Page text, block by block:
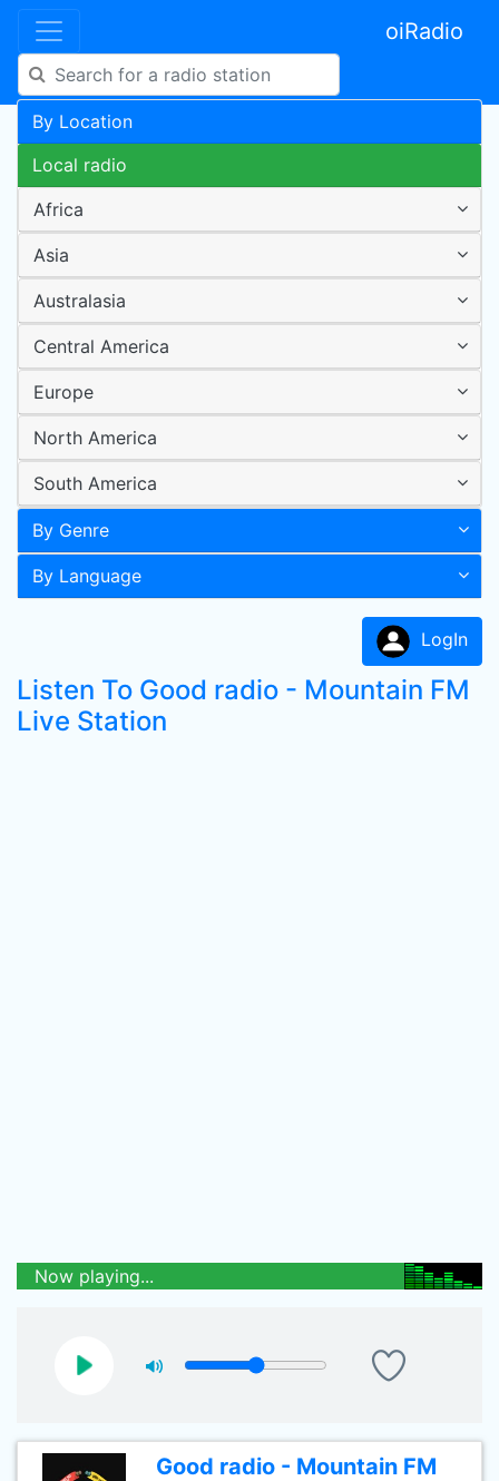
oiRadio
By Location
Local radio
Africa
Asia
Australasia
Central America
Europe
North America
South America
By Genre
By Language
LogIn
Listen To Good radio - Mountain FM
Live Station
Now playing...
Good radio - Mountain FM